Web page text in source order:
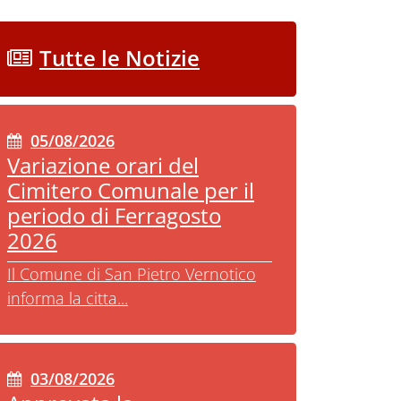
Tutte le Notizie
05/08/2026
Variazione orari del
Cimitero Comunale per il
periodo di Ferragosto
2026
Il Comune di San Pietro Vernotico
informa la citta...
03/08/2026